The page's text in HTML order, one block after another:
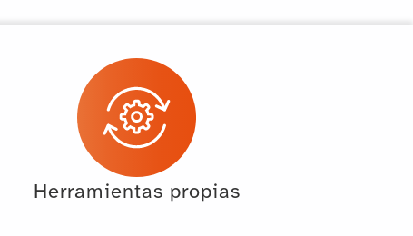
Herramientas propias